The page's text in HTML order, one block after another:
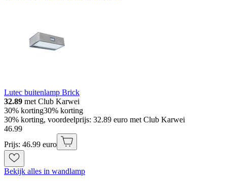
Lutec buitenlamp Brick
32.89 met Club Karwei
30% korting30% korting
30% korting, voordeelprijs: 32.89 euro met Club Karwei
46.99
Prijs: 46.99 euro
Bekijk alles in wandlamp